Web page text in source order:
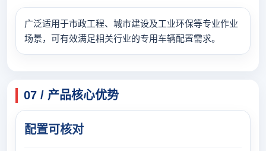
广泛适用于市政工程、城市建设及工业环保等专业作业
场景，可有效满足相关行业的专用车辆配置需求。
07 / 产品核心优势
配置可核对